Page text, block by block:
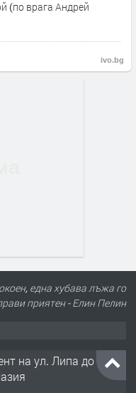
(по врага Андрей
ivo.bg
една хубава лъжа го
приятен - Елин Пелин
на ул. Липа до